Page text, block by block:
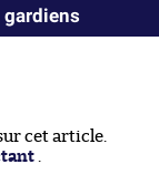
cet article.